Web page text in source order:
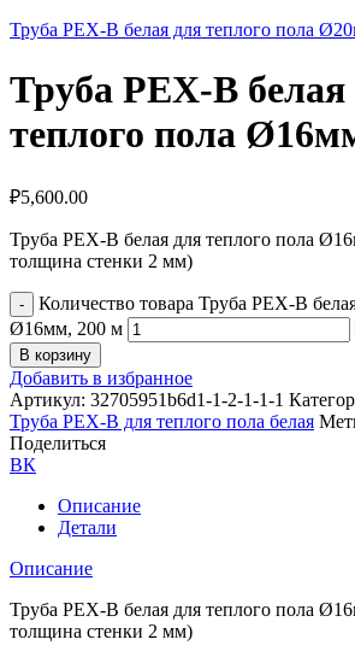
Труба PEX-B белая для теплого пола
Труба PEX-B белая
теплого пола
₽5,600.00
Труба PEX-B белая для теплого пола
толщина стенки 2 мм)
Количество товара Труба PEX-B
Ø16мм, 200 м
В корзину
Добавить в избранное
Артикул: 32705951b6d1-1-2-1-1-1
Труба PEX-B для теплого пола белая
Поделиться
ВК
Описание
Детали
Описание
Труба PEX-B белая для теплого пола
толщина стенки 2 мм)